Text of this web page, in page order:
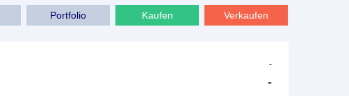
Verkaufen
Kaufen
Portfolio
-
-